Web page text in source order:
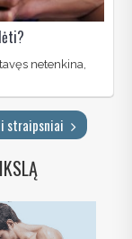
netenkina,
straipsniai